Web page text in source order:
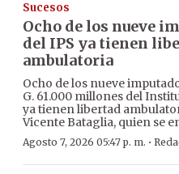
Sucesos
Ocho de los nueve
del IPS ya tienen
ambulatoria
Ocho de los nueve
G. 61.000 millones del
ya tienen libertad
Vicente Bataglia, quien se
Agosto 7, 2026 05:47 p. m. ·